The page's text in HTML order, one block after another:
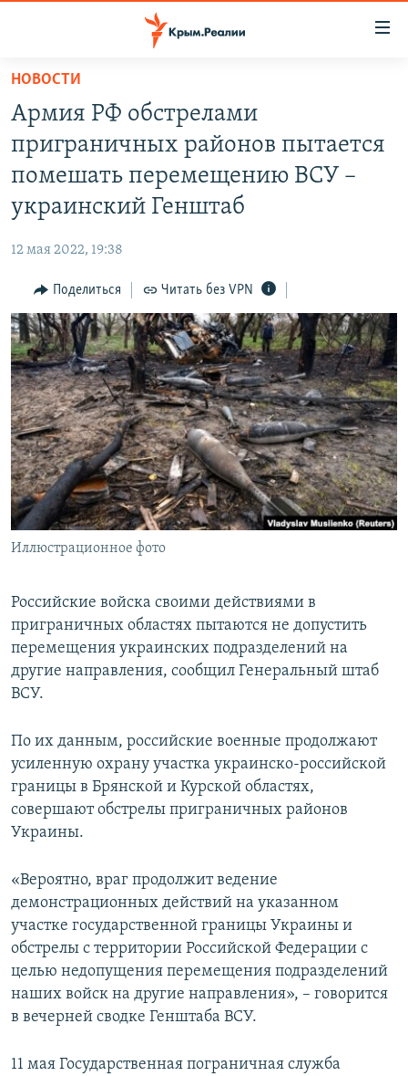
Вернуться
основному
содержанию
Вернутся
главной
Вернутся
поиску
СПЕЦПРОЕКТЫ
КАРТА ВОЕННЫХ ОБЪЕКТОВ КРЫМА
ВОДА
ИНФОГРАФИКА
ТЕЛЕПРОЕКТ КРЫМ.РЕАЛИИ
СОВЕТЫ ПРАВОЗАЩИТНИКОВ
ПРОПАВШИЕ БЕЗ ВЕСТИ
ПОБЕДИТЕЛЕЙ НЕ СУДЯТ?
КРЫМ.НЕПОКОРЕННЫЙ
ELIFBE
УКРАИНСКАЯ ПРОБЛЕМА КРЫМА
РАДІО СВОБОДА
КАК ОБОЙТИ БЛОКИРОВКУ
Українською
Qırımtatar
ПРИСОЕДИНЯЙТЕСЬ!
Все сайты RFE/RL
НОВОСТИ
Армия РФ обстрелами
приграничных районов пытается
помешать перемещению ВСУ –
украинский Генштаб
12 мая 2022, 19:38
Поделиться Читать без VPN
Иллюстрационное фото
Российские войска своими действиями в
приграничных областях пытаются не допустить
перемещения украинских подразделений на
другие направления, сообщил Генеральный штаб
ВСУ.
По их данным, российские военные продолжают
усиленную охрану участка украинско-российской
границы в Брянской и Курской областях,
совершают обстрелы приграничных районов
Украины.
«Вероятно, враг продолжит ведение
демонстрационных действий на указанном
участке государственной границы Украины и
обстрелы с территории Российской Федерации с
целью недопущения перемещения подразделений
наших войск на другие направления», – говорится
в вечерней сводке Генштаба ВСУ.
11 мая Государственная пограничная служба